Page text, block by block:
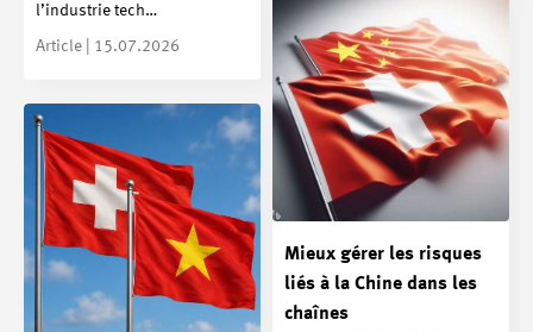
l’industrie tech…
Article | 15.07.2026
Mieux gérer les risques
liés à la Chine dans les
chaînes